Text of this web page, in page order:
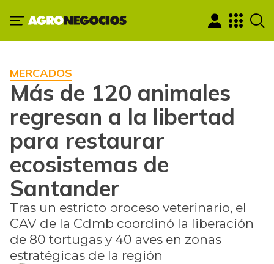
MERCADOS
Más de 120 animales
regresan a la libertad
para restaurar
ecosistemas de
Santander
Tras un estricto proceso veterinario, el
CAV de la Cdmb coordinó la liberación
de 80 tortugas y 40 aves en zonas
estratégicas de la región